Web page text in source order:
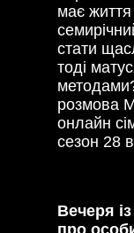
має життя
стати
тоді
розмова
онлайн
сезон 28
Вечеря
про